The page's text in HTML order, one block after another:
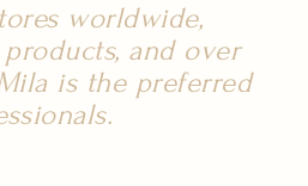
worldwide,
and over
is the preferred